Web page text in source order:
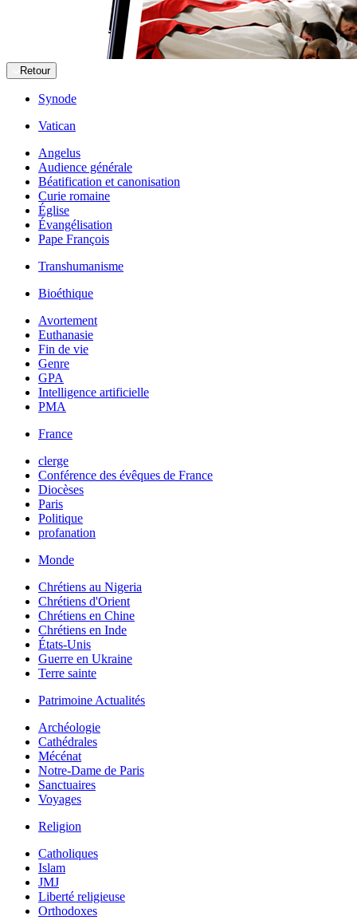
Retour
Synode
Vatican
Angelus
Audience générale
Béatification et canonisation
Curie romaine
Église
Évangélisation
Pape François
Transhumanisme
Bioéthique
Avortement
Euthanasie
Fin de vie
Genre
GPA
Intelligence artificielle
PMA
France
clerge
Conférence des évêques de France
Diocèses
Paris
Politique
profanation
Monde
Chrétiens au Nigeria
Chrétiens d'Orient
Chrétiens en Chine
Chrétiens en Inde
États-Unis
Guerre en Ukraine
Terre sainte
Patrimoine Actualités
Archéologie
Cathédrales
Mécénat
Notre-Dame de Paris
Sanctuaires
Voyages
Religion
Catholiques
Islam
JMJ
Liberté religieuse
Orthodoxes